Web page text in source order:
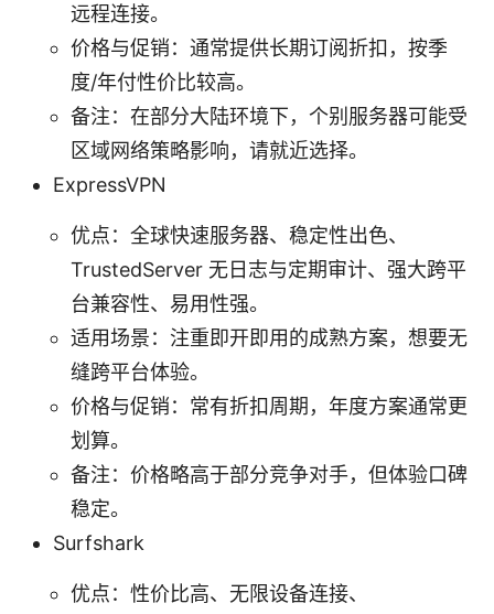
远程连接。
价格与促销：通常提供长期订阅折扣，按季
度/年付性价比较高。
备注：在部分大陆环境下，个别服务器可能受
区域网络策略影响，请就近选择。
ExpressVPN
优点：全球快速服务器、稳定性出色、
TrustedServer 无日志与定期审计、强大跨平
台兼容性、易用性强。
适用场景：注重即开即用的成熟方案，想要无
缝跨平台体验。
价格与促销：常有折扣周期，年度方案通常更
划算。
备注：价格略高于部分竞争对手，但体验口碑
稳定。
Surfshark
优点：性价比高、无限设备连接、